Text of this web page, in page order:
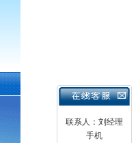
联系人：刘经理
手机